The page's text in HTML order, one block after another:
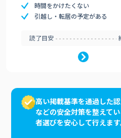
時間をかけたくない
引越し・転居の予定がある
読了目安
高い掲載基準を通過した
などの安全対策を整えて
者選びを安心して行えます